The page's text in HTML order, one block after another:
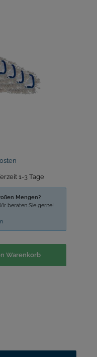
1-3 Tage
Mengen?
beraten Sie gerne!
Warenkorb